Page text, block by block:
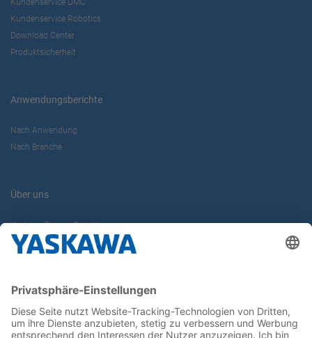
Kundenservice DMC
Kundenservice Robotics
Download Center
Produktsicherheit
Anwendungsberichte
Nach Anwendung
Nach Branche
Über uns
Yaskawa Europe GmbH
Karriere
Newsletter